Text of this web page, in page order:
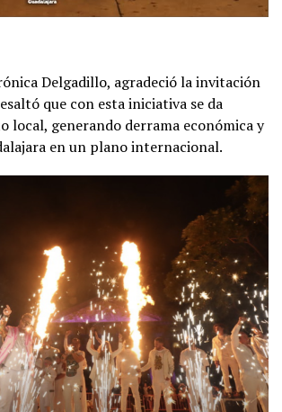
Delgadillo, agradeció la invitación
que con esta iniciativa se da
local, generando derrama económica y
en un plano internacional.